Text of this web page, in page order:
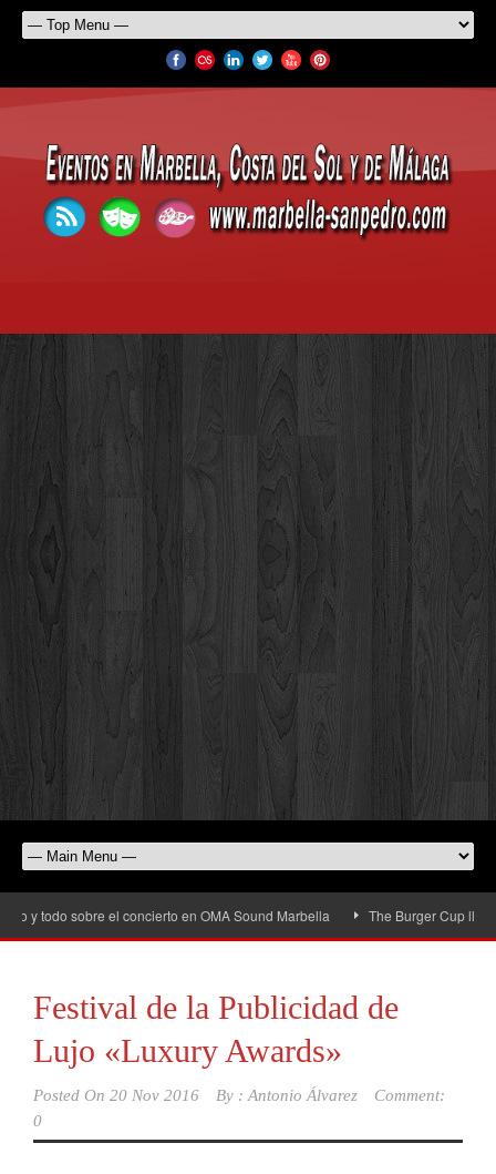
todo sobre el concierto en OMA Sound Marbella The Burger Cup llega a
Festival de la Publicidad de
Lujo «Luxury Awards»
Posted On 20 Nov 2016 By : Antonio Álvarez
Comment:
0